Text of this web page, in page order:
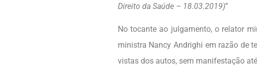
Direito da Saúde – 18.03.2019)”
No tocante ao julgamento, o relator
ministra Nancy Andrighi em razão de
vistas dos autos, sem manifestação